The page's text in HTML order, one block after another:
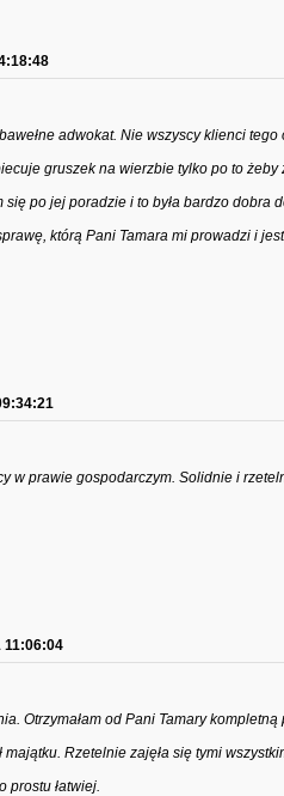
adwokat. Nie wszyscy klienci
gruszek na wierzbie tylko po to
się po jej poradzie i to była bardzo dobra
którą Pani Tamara mi prowadzi i
w prawie gospodarczym. Solidnie i
11:06:04
Otrzymałam od Pani Tamary
Rzetelnie zajęła się tymi
prostu łatwiej.